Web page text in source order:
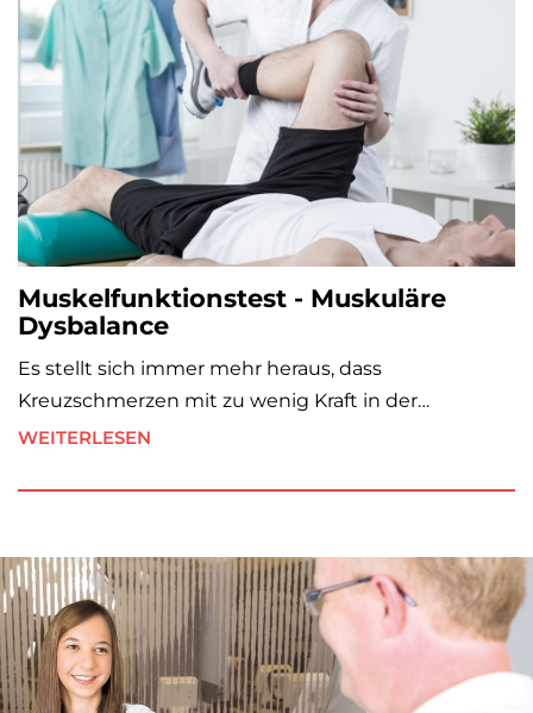
Muskelfunktionstest - Muskuläre
Dysbalance
Es stellt sich immer mehr heraus, dass
Kreuzschmerzen mit zu wenig Kraft in der…
WEITERLESEN